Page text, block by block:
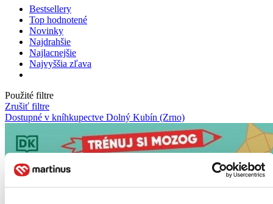
Bestsellery
Top hodnotené
Novinky
Najdrahšie
Najlacnejšie
Najvyššia zľava
Použité filtre
Zrušiť filtre
Dostupné v kníhkupectve Dolný Kubín (Zrno)